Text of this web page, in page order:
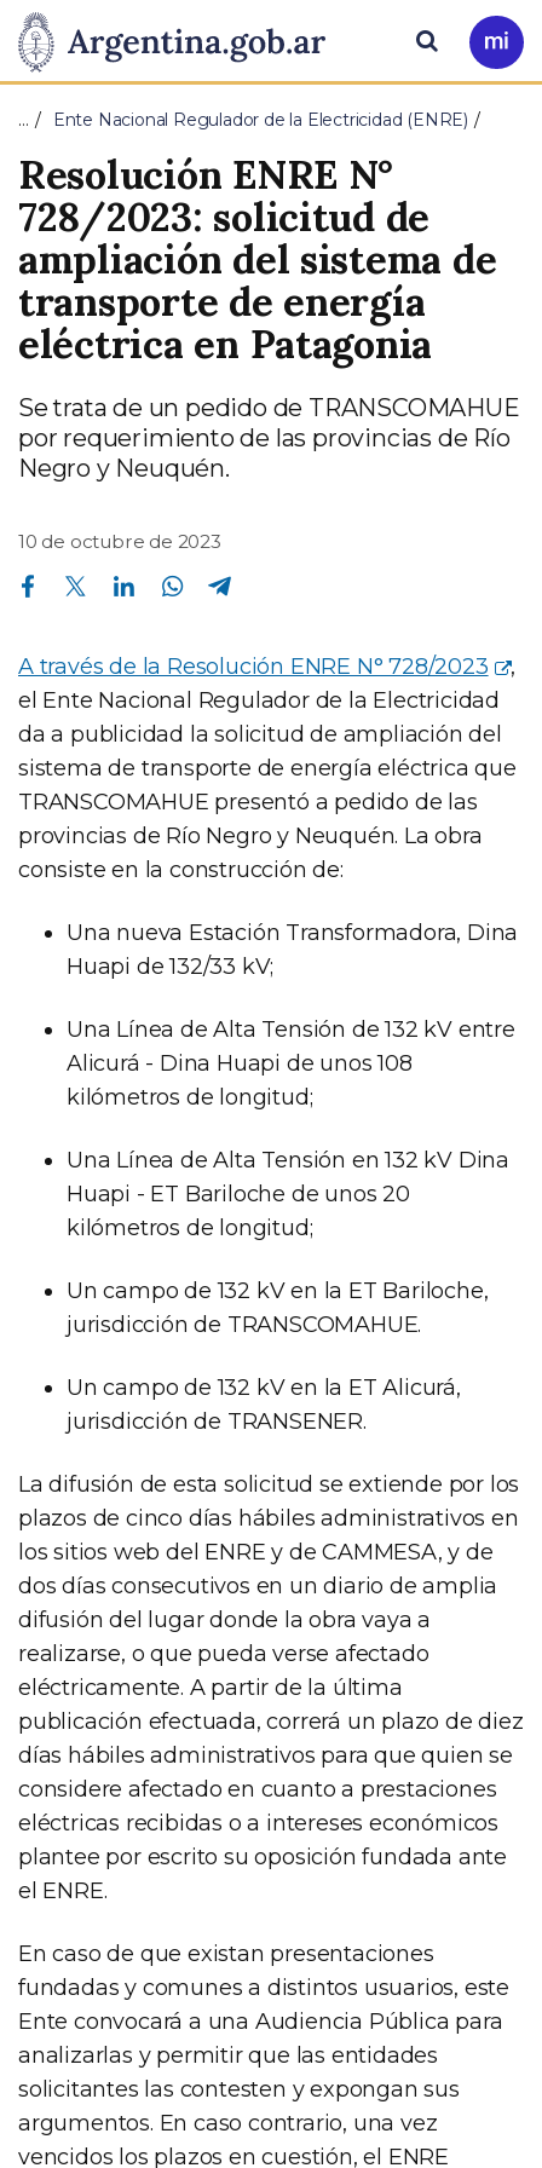
Presidencia
de
la
Nación
Pasar al contenido principal
Ir
a
Buscar
… Ente Nacional Regulador de la Electricidad (ENRE)
Resolución ENRE N°
728/2023: solicitud de
ampliación del sistema de
transporte de energía
eléctrica en Patagonia
Se trata de un pedido de TRANSCOMAHUE
por requerimiento de las provincias de Río
Negro y Neuquén.
10 de octubre de 2023
Compartir en Facebook Compartir en Twitter Compartir en Linkedin Compartir en Whatsapp
A través de la Resolución ENRE N° 728/2023
,
el Ente Nacional Regulador de la Electricidad
da a publicidad la solicitud de ampliación del
sistema de transporte de energía eléctrica que
TRANSCOMAHUE presentó a pedido de las
provincias de Río Negro y Neuquén. La obra
consiste en la construcción de:
Una nueva Estación Transformadora, Dina
Huapi de 132/33 kV;
Una Línea de Alta Tensión de 132 kV entre
Alicurá - Dina Huapi de unos 108
kilómetros de longitud;
Una Línea de Alta Tensión en 132 kV Dina
Huapi - ET Bariloche de unos 20
kilómetros de longitud;
Un campo de 132 kV en la ET Bariloche,
jurisdicción de TRANSCOMAHUE.
Un campo de 132 kV en la ET Alicurá,
jurisdicción de TRANSENER.
La difusión de esta solicitud se extiende por los
plazos de cinco días hábiles administrativos en
los sitios web del ENRE y de CAMMESA, y de
dos días consecutivos en un diario de amplia
difusión del lugar donde la obra vaya a
realizarse, o que pueda verse afectado
eléctricamente. A partir de la última
publicación efectuada, correrá un plazo de diez
días hábiles administrativos para que quien se
considere afectado en cuanto a prestaciones
eléctricas recibidas o a intereses económicos
plantee por escrito su oposición fundada ante
el ENRE.
En caso de que existan presentaciones
fundadas y comunes a distintos usuarios, este
Ente convocará a una Audiencia Pública para
analizarlas y permitir que las entidades
solicitantes las contesten y expongan sus
argumentos. En caso contrario, una vez
vencidos los plazos en cuestión, el ENRE